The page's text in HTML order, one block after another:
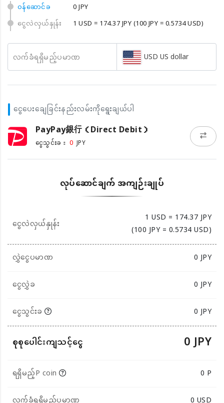
၀န်ဆောင်ခ
0 JPY
ငွေလဲလှယ်နှုန်း
1 USD = 174.37 JPY(100 JPY = 0.5734 USD)
လက်ခံရရှိမည့်ပမာဏ USD US dollar
ငွေပေးချေခြင်းနည်းလမ်းကိုရွေးချယ်ပါ
PayPay銀行（Direct Debit）
ငွေသွင်းခ： 0 JPY
လုပ်ဆောင်ချက် အကျဉ်းချုပ်
ငွေလဲလှယ်နှုန်း
1 USD = 174.37 JPY
(100 JPY = 0.5734 USD)
လွှဲငွေပမာဏ
0JPY
ငွေလွှဲခ
0 JPY
ငွေသွင်းခ
0 JPY
စုစုပေါင်းကျသင့်ငွေ 0 JPY
ရရှိမည့်P coin
0 P